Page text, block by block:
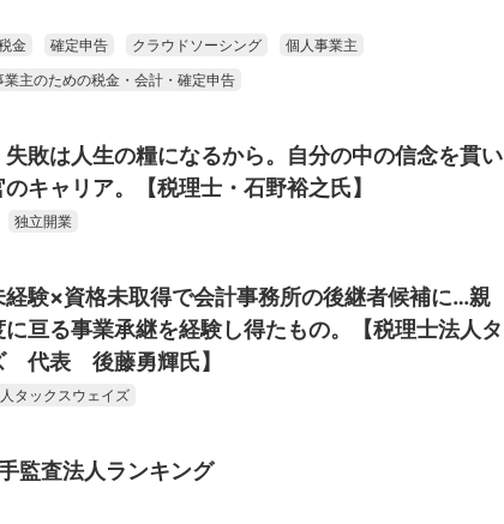
金 確定申告 クラウドソーシング
個人事業主
主のための税金・会計・確定申告
敗は人生の糧になるから。自分の中の信念を貫い
キャリア。【税理士・石野裕之氏】
独立開業
経験×資格未取得で会計事務所の後継者候補に…親
亘る事業承継を経験し得たもの。【税理士法人タ
代表 後藤勇輝氏】
タックスウェイズ
監査法人ランキング